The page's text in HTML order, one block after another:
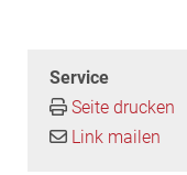
Service
Seite drucken
Link mailen